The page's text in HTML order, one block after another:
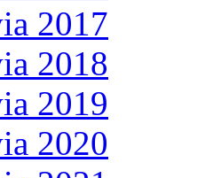
2017
2018
2019
2020